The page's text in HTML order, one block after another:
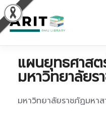
แผนยุทธศาสต
มหาวิทยาลัยร
มหาวิทยาลัยราชภัฏมหา